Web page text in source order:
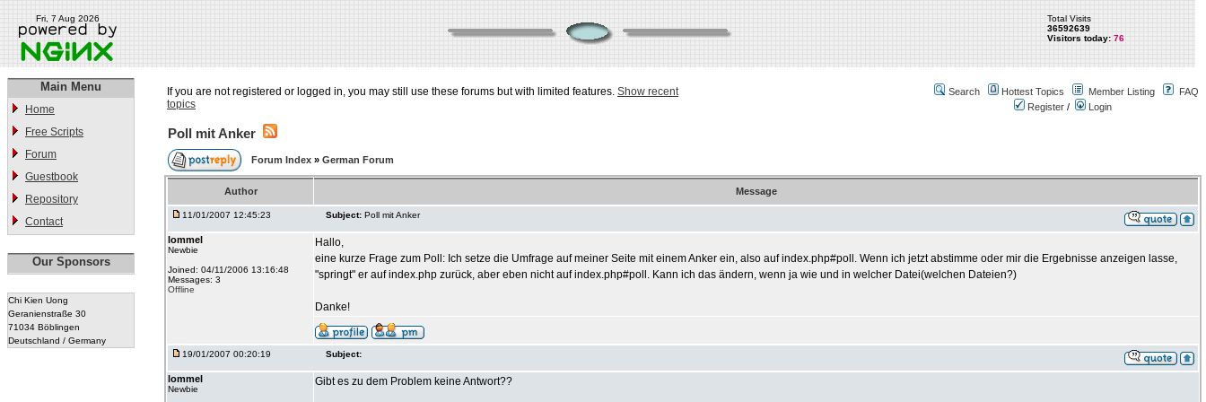
Fri, 7 Aug 2026
Total Visits
36592639
Visitors today: 76
Main Menu
Home
Free Scripts
Forum
Guestbook
Repository
Contact
Our Sponsors
Chi Kien Uong
Geranienstraße 30
71034 Böblingen
Deutschland / Germany
If you are not registered or logged in, you may still use these forums but with limited features. Show recent
topics
Search Hottest Topics Member Listing
FAQ
Register / Login
Poll mit Anker
Forum Index » German Forum
Author Message
11/01/2007 12:45:23 Subject: Poll mit Anker
lommel
Newbie
Joined: 04/11/2006 13:16:48
Messages: 3
Offline
Hallo,
eine kurze Frage zum Poll: Ich setze die Umfrage auf meiner Seite mit einem Anker ein, also auf index.php#poll. Wenn ich jetzt abstimme oder mir die Ergebnisse anzeigen lasse,
"springt" er auf index.php zurück, aber eben nicht auf index.php#poll. Kann ich das ändern, wenn ja wie und in welcher Datei(welchen Dateien?)
Danke!
19/01/2007 00:20:19 Subject:
lommel
Newbie
Gibt es zu dem Problem keine Antwort??